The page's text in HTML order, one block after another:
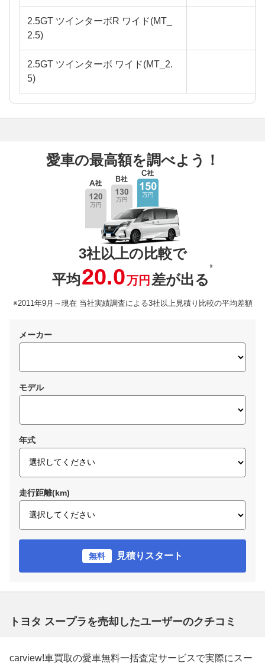
2.5GT ツインターボR ワイド(MT_
2.5)
2.5GT ツインターボ ワイド(MT_2.
5)
愛車の最高額を調べよう！
3社以上の比較で
平均20.0万円 差が出る
※
※2011年9月～現在 当社実績調査による3社以上見積り比較の平均差額
メーカー
モデル
年式
走行距離(km)
無料 見積りスタート
トヨタ スープラを売却したユーザーのクチコミ
carview!車買取の愛車無料一括査定サービスで実際にスー